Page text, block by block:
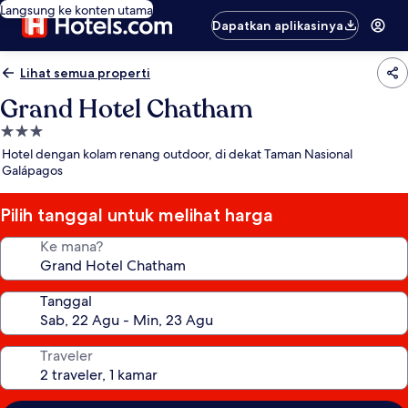
Langsung ke konten utama
Dapatkan aplikasinya
Lihat semua properti
Grand Hotel Chatham
Properti
bintang
3.0
Hotel dengan kolam renang outdoor, di dekat Taman Nasional
Galápagos
Pilih tanggal untuk melihat harga
Ke mana?
Tanggal
Traveler